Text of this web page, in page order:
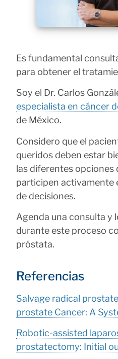
Es fundamental
para obtener el
Soy el Dr. Carlos
especialista en cáncer
de México.
Considero que el
queridos deben estar
las diferentes opciones
participen activamente
de decisiones.
Agenda una consulta y
durante este proceso
próstata.
Referencias
Salvage radical
prostate Cancer: A
Robotic-assisted
prostatectomy: Initial